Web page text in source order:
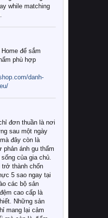
while matching
để sắm
phù hợp
danh-
đơn thuần là nơi
sau một ngày
đây còn là
phản ánh gu thẩm
của gia chủ.
trở thành chốn
5 sao ngay tại
các bộ sản
cao cấp là
Những sản
mang lại cảm